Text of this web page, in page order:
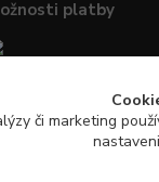
platby
platba
Pay a
či marketing